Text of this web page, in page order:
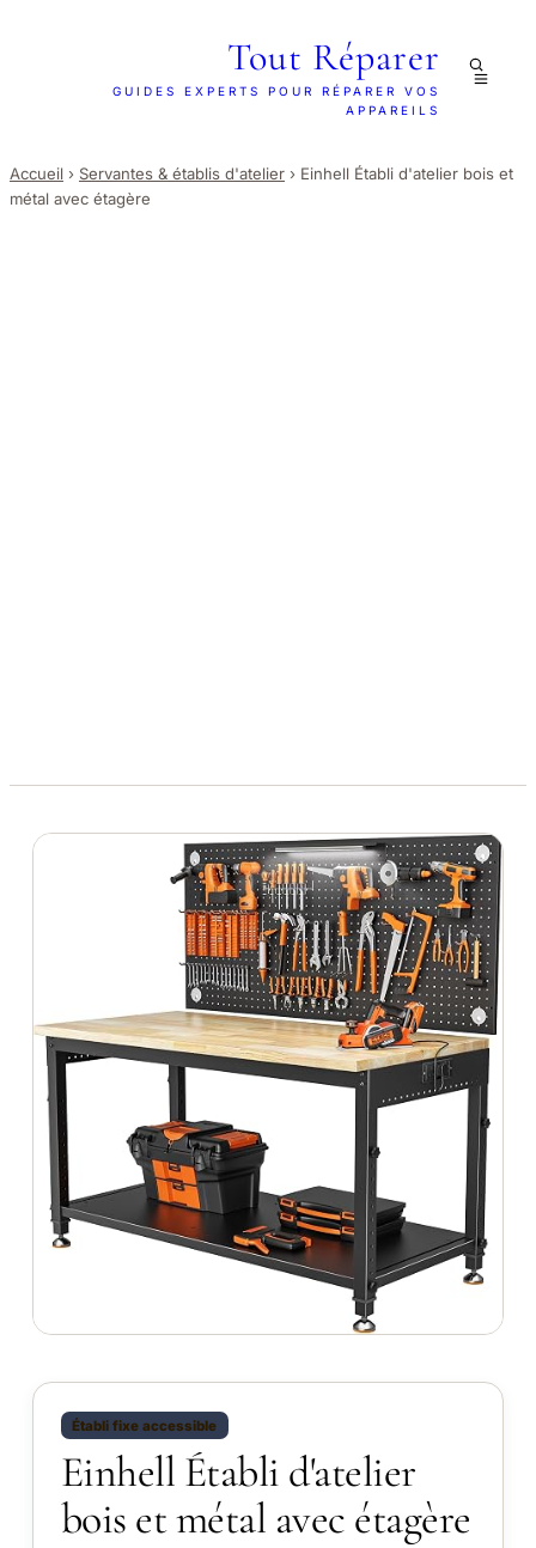
Tout Réparer
GUIDES EXPERTS POUR RÉPARER VOS
APPAREILS
Accueil › Servantes & établis d'atelier › Einhell Établi d'atelier bois et
métal avec étagère
Établi fixe accessible
Einhell Établi d'atelier
bois et métal avec étagère